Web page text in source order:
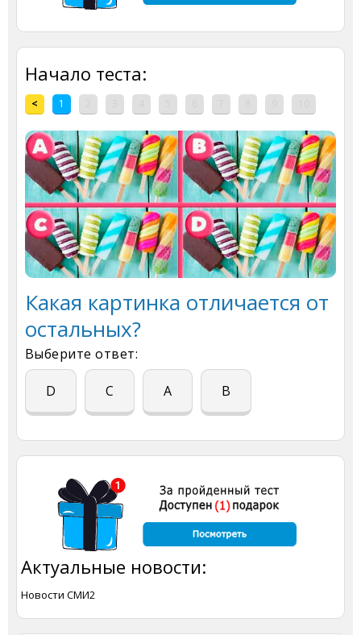
Начало теста:
< 1
Какая картинка отличается от
остальных?
Выберите ответ:
D С А В
Актуальные новости:
Новости СМИ2